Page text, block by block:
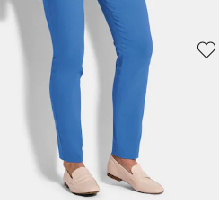
GOLDNER
89,95 €
30-Tage-Bestpreis**: 89,95 € (-22%)